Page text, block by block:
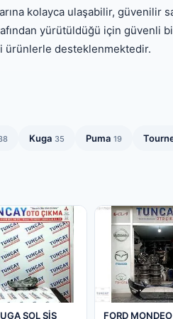
kolayca ulaşabilir, güvenilir
yürütüldüğü için güvenli
ürünlerle desteklenmektedir.
Kuga 35 Puma 19
SOL SİS FORD